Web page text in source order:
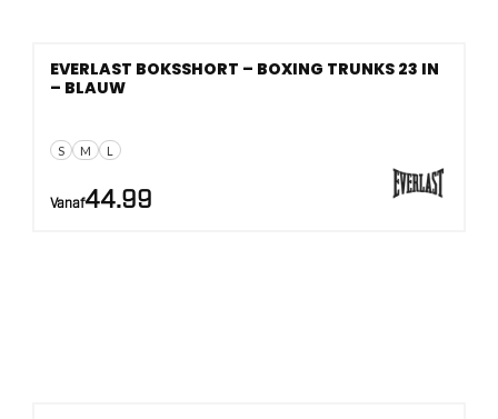
S M L
EVERLAST BOKSSHORT – BOXING TRUNKS 23 IN
– BLAUW
Vanaf44.99